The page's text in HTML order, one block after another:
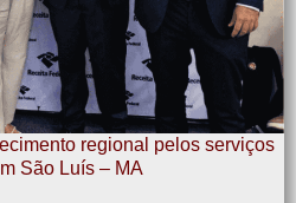
regional pelos serviços
São Luís – MA